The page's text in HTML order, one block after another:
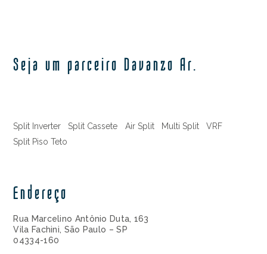
Seja um parceiro Davanzo Ar.
Split Inverter Split Cassete Air Split Multi Split
VRF
Split Piso Teto
Endereço
Rua Marcelino Antônio Duta, 163
Vila Fachini, São Paulo – SP
04334-160